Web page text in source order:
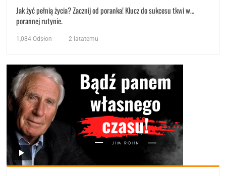
Jak żyć pełnią życia? Zacznij od poranka! Klucz do sukcesu tkwi w…
porannej rutynie.
1,084 Odsłon 2 latatemu